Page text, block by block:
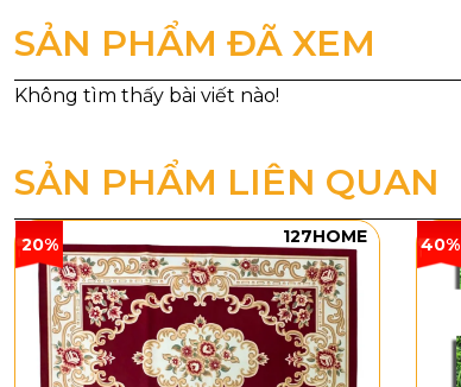
SẢN PHẨM ĐÃ XEM
SẢN PHẨM LIÊN QUAN
20% 127HOME 40%